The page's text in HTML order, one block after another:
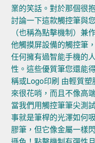
業的笑話。對於那個很
討論一下這款觸控筆與
（也稱為點擊機制）
他觸摸屏設備的觸控筆
任何擁有過智能手機的
性。這些優質筆您還能
稱或Logo印刷 由輕質
來很花哨，而且不像高
當我們用觸控筆筆尖測
事就是筆桿的光澤如何
膠筆，但它像金屬一